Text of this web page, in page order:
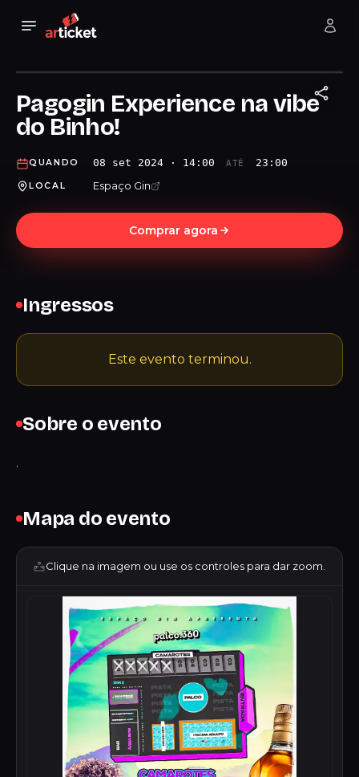
Pagogin Experience na vibe
do Binho!
QUANDO 08 set 2024 · 14:00 ATÉ 23:00
LOCAL Espaço Gin
Comprar agora
Sobre o evento
.
Mapa do evento
Clique na imagem ou use os controles para dar zoom.
Ingressos
Este evento terminou.